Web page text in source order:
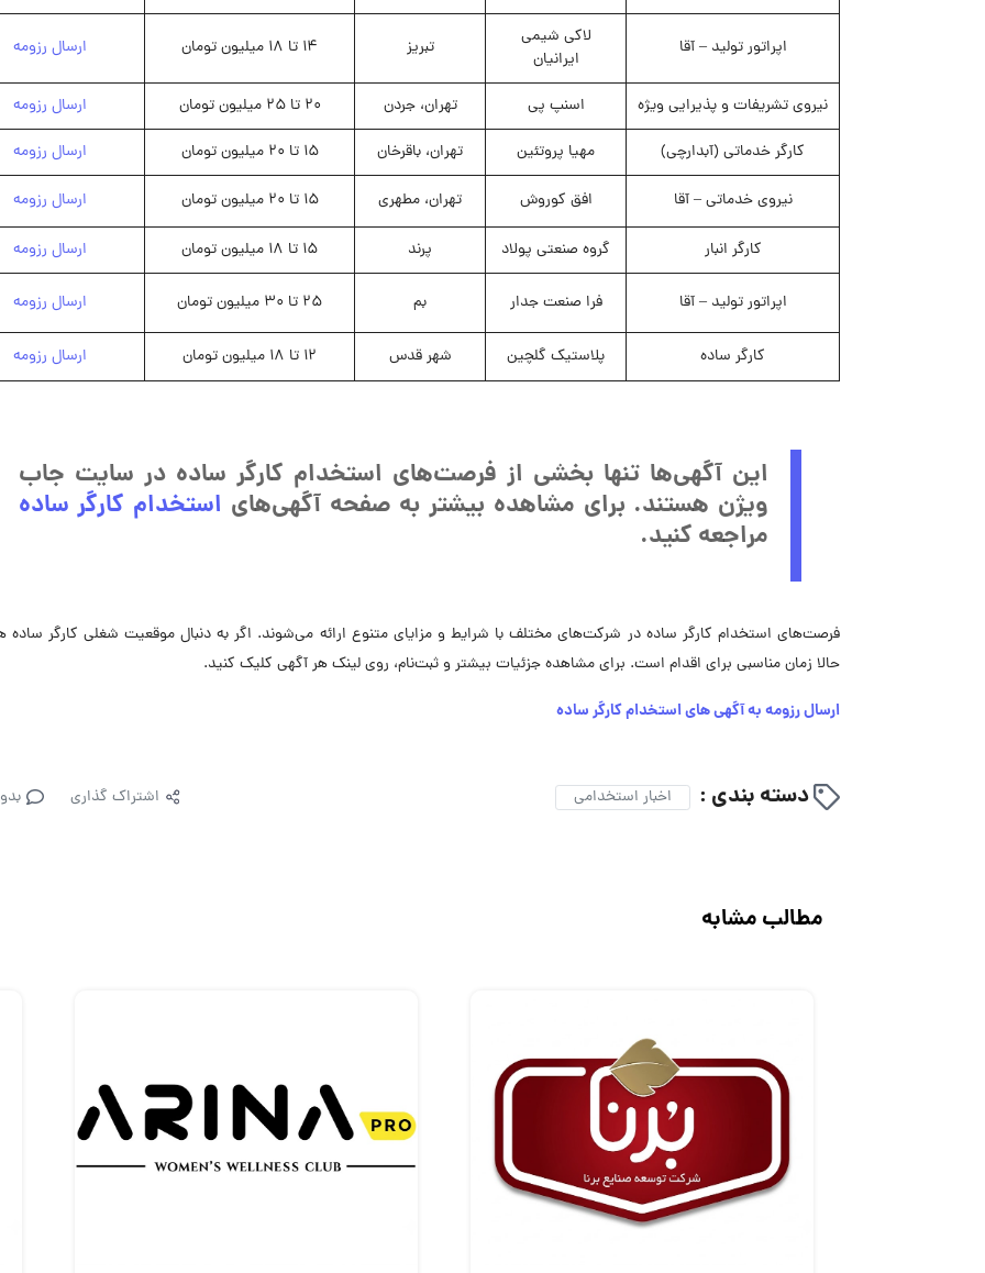
اپراتور تولید – آقا
لاکی شیمی
ایرانیان
تبریز 14 تا 18 میلیون تومان ارسال رزومه
نیروی تشریفات و پذیرایی ویژه اسنپ پی تهران، جردن 20 تا 25 میلیون تومان
ارسال رزومه
کارگر خدماتی (آبدارچی)
مهیا پروتئین تهران، باقرخان 15 تا 20 میلیون تومان ارسال رزومه
نیروی خدماتی – آقا افق کوروش تهران، مطهری 15 تا 20 میلیون تومان ارسال رزومه
کارگر انبار گروه صنعتی پولاد پرند 15 تا 18 میلیون تومان ارسال رزومه
اپراتور تولید – آقا فرا صنعت جدار بم 25 تا 30 میلیون تومان ارسال رزومه
کارگر ساده پلاستیک گلچین شهر قدس 12 تا 18 میلیون تومان ارسال رزومه
این آگهی‌ها تنها بخشی از فرصت‌های استخدام کارگر ساده در سایت جاب
ویژن هستند. برای مشاهده بیشتر به صفحه آگهی‌های استخدام کارگر ساده
مراجعه کنید.
فرصت‌های استخدام کارگر ساده در شرکت‌های مختلف با شرایط و مزایای متنوع ارائه می‌شوند. اگر به دنبال موقعیت شغلی کارگر ساده
حالا زمان مناسبی برای اقدام است. برای مشاهده جزئیات بیشتر و ثبت‌نام، روی لینک هر آگهی کلیک کنید.
ارسال رزومه به آگهی های استخدام کارگر ساده
دسته بندی : اخبار استخدامی اشتراک گذاری
مطالب مشابه